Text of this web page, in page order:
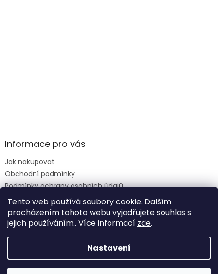
Tento web používá soubory cookie. Dalším
procházením tohoto webu vyjadřujete souhlas s
jejich používáním.. Více informací zde.
Nastavení
Informace pro vás
Jak nakupovat
Obchodní podmínky
Podmínky ochrany osobních údajů
Reklamace formulář
Copyright 2026Krmiva Vimperk. Všechna práva